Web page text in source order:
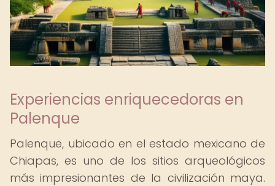
Experiencias enriquecedoras en
Palenque
Palenque, ubicado en el estado mexicano de
Chiapas, es uno de los sitios arqueológicos
más impresionantes de la civilización maya.